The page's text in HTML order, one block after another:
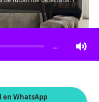
…
en WhatsApp